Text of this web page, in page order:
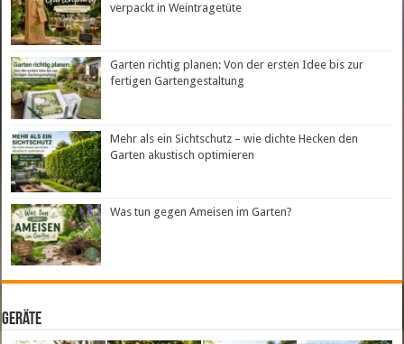
verpackt in Weintragetüte
Garten richtig planen: Von der ersten Idee bis zur
fertigen Gartengestaltung
Mehr als ein Sichtschutz – wie dichte Hecken den
Garten akustisch optimieren
Was tun gegen Ameisen im Garten?
Geräte